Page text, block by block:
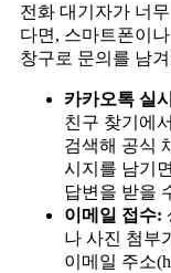
전화 대기자가 너
다면, 스마트폰이
창구로 문의를 남
카카오톡 실
친구 찾기에
검색해 공식
시지를 남기
답변을 받을
이메일 접수:
나 사진 첨부
이메일 주소